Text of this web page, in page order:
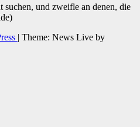
suchen, und zweifle an denen, die
Theme: News Live by